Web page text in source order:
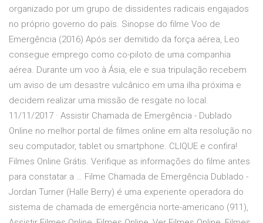
organizado por um grupo de dissidentes radicais engajados
no próprio governo do país. Sinopse do filme Voo de
Emergência (2016) Após ser demitido da força aérea, Leo
consegue emprego como co-piloto de uma companhia
aérea. Durante um voo à Ásia, ele e sua tripulação recebem
um aviso de um desastre vulcânico em uma ilha próxima e
decidem realizar uma missão de resgate no local.
11/11/2017 · Assistir Chamada de Emergência - Dublado
Online no melhor portal de filmes online em alta resolução no
seu computador, tablet ou smartphone. CLIQUE e confira!
Filmes Online Grátis. Verifique as informações do filme antes
para constatar a … Filme Chamada de Emergência Dublado -
Jordan Turner (Halle Berry) é uma experiente operadora do
sistema de chamada de emergência norte-americano (911),